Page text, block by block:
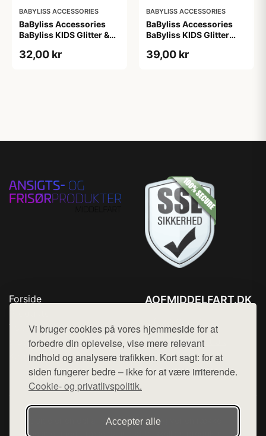
Vi bruger cookies på vores hjemmeside for at
forbedre din oplevelse, vise mere relevant
indhold og analysere trafikken. Kort sagt: for at
siden fungerer bedre – ikke for at være irriterende.
Cookie- og privatlivspolitik.
Accepter alle
BABYLISS ACCESSORIES
BaByliss Accessories
BaByliss KIDS Glitter &
pieces
32,00 kr
BABYLISS ACCESSORIES
BaByliss Accessories
BaByliss KIDS Glitter
pieces
39,00 kr
Forside
Top Rabatter
Blog
Kontakt
AOFMIDDELFART.DK
Mail: hej@want.dk
Cookie- og privatlivspolitik
Denne side er en del af want.dk, der udgiver en række
hjemmesider med præsentation af forskellige produkter fra